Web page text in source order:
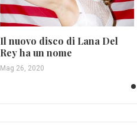
Il nuovo disco di Lana Del
Rey ha un nome
Mag 26, 2020